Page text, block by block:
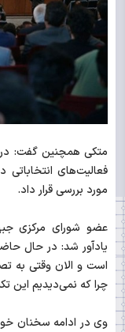
متکی همچنین گفت:
فعالیت‌های
مورد بررسی قرار داد.
عضو شورای مرکزی
یادآور شد: در حال
چرا که نمی‌دیدیم این
وی در ادامه سخنان